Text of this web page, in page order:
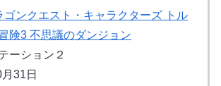
ゴンクエスト・キャラクターズ トル
険3 不思議のダンジョン
ーション２
31日